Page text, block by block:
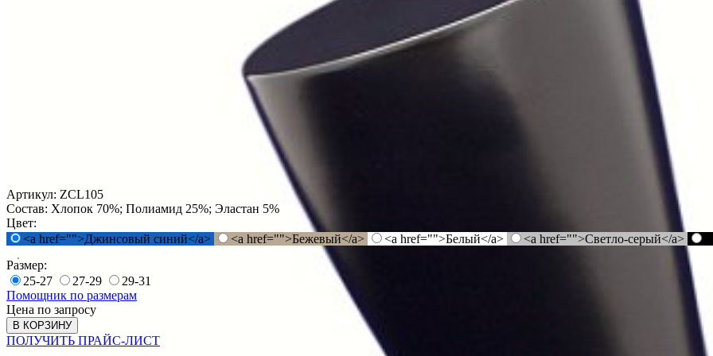
Артикул: ZCL105
Состав: Хлопок 70%; Полиамид 25%; Эластан 5%
Цвет:
<a href="">Джинсовый синий</a>
<a href="">Бежевый</a> <a href="">Белый</a> <a href="">Светло-серый</a>
Размер:
25-27
27-29
29-31
Помощник по размерам
Цена по запросу
В КОРЗИНУ
ПОЛУЧИТЬ ПРАЙС-ЛИСТ